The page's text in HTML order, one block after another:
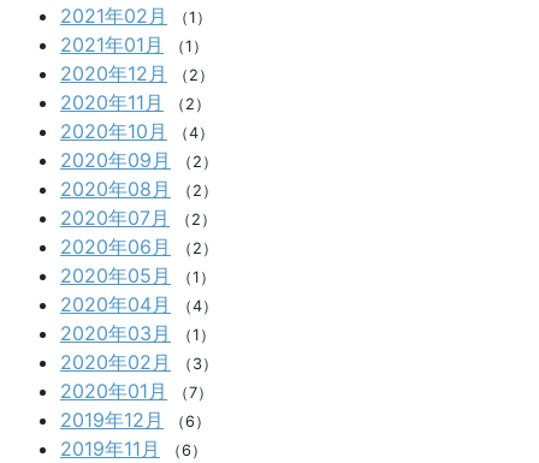
2021年02月 （1）
2021年01月 （1）
2020年12月 （2）
2020年11月 （2）
2020年10月 （4）
2020年09月 （2）
2020年08月 （2）
2020年07月 （2）
2020年06月 （2）
2020年05月 （1）
2020年04月 （4）
2020年03月 （1）
2020年02月 （3）
2020年01月 （7）
2019年12月 （6）
2019年11月 （6）